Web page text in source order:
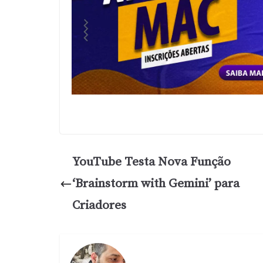
YouTube Testa Nova Função
‘Brainstorm with Gemini’ para
Criadores